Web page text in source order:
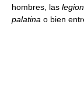
hombres, las
palatina o bien